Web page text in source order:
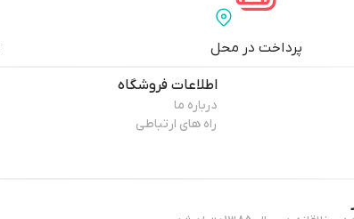
پرداخت در محل
اطلاعات فروشگاه
درباره ما
راه های ارتباطی